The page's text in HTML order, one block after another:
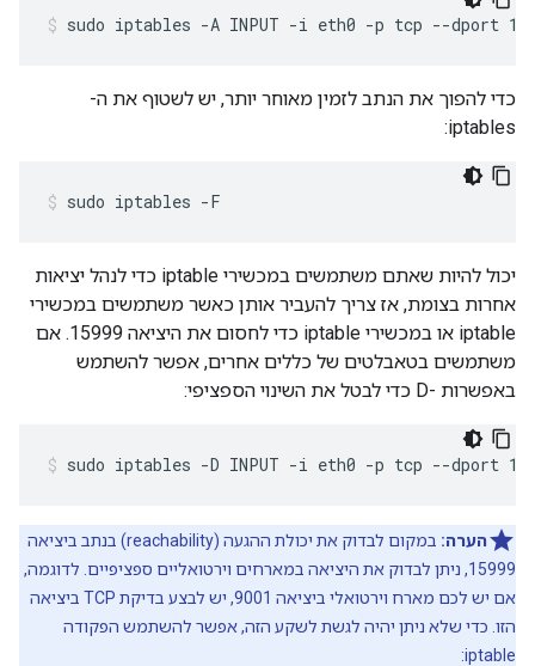
sudo iptables -A INPUT -i eth0 -p tcp --dport
כדי להפוך את הנתב לזמין מאוחר יותר, יש לשטוף את ה-
iptables:
sudo iptables -F
יכול להיות שאתם משתמשים במכשירי iptable כדי לנהל יציאות
אחרות בצומת, אז צריך להעביר אותן כאשר משתמשים במכשירי
iptable או במכשירי iptable כדי לחסום את היציאה 15999. אם
משתמשים בטאבלטים של כללים אחרים, אפשר להשתמש
באפשרות -D כדי לבטל את השינוי הספציפי:
sudo iptables -D INPUT -i eth0 -p tcp --dport
הערה:
במקום לבדוק את יכולת ההגעה (reachability) בנתב ביציאה
15999, ניתן לבדוק את היציאה במארחים וירטואליים ספציפיים. לדוגמה,
אם יש לכם מארח וירטואלי ביציאה 9001, יש לבצע בדיקת TCP ביציאה
הזו. כדי שלא ניתן יהיה לגשת לשקע הזה, אפשר להשתמש הפקודה
iptable: